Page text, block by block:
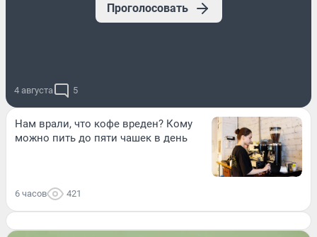
Проголосовать
4 августа 5
Нам врали, что кофе вреден? Кому
можно пить до пяти чашек в день
6 часов 421